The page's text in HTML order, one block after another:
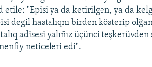
etile: "Episi ya da ketirilgen, ya da
degil hastalıqnı birden kösterip
adisesi yalıñız üçünci teşkerüvden
neticeleri edi".